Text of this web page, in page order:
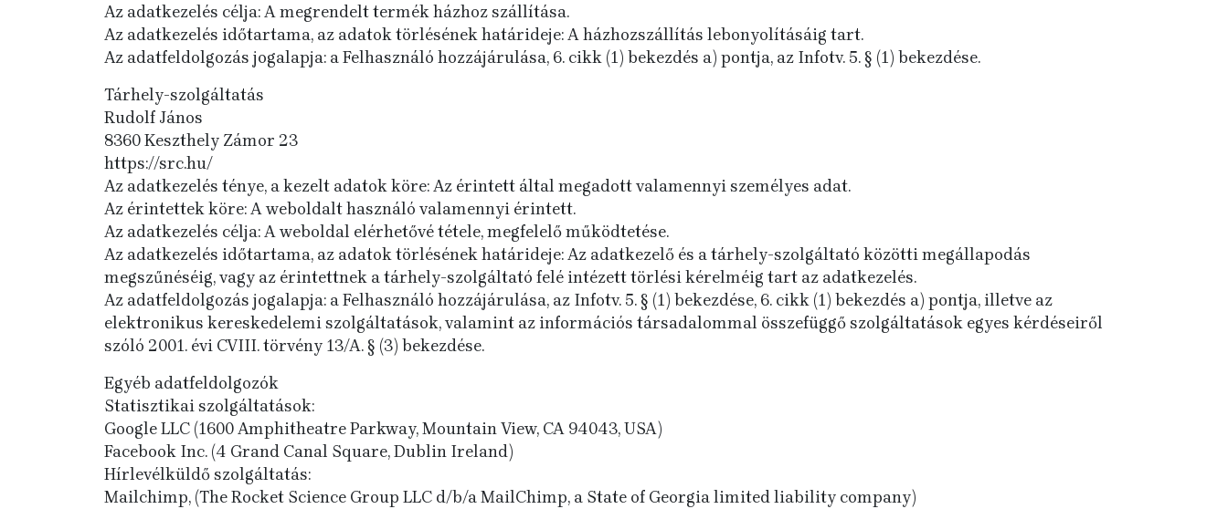
Az adatkezelés célja: A megrendelt termék házhoz szállítása.
Az adatkezelés időtartama, az adatok törlésének határideje: A házhozszállítás lebonyolításáig tart.
Az adatfeldolgozás jogalapja: a Felhasználó hozzájárulása, 6. cikk (1) bekezdés a) pontja, az Infotv. 5. § (1) bekezdése.
Tárhely-szolgáltatás
Rudolf János
8360 Keszthely Zámor 23
https://src.hu/
Az adatkezelés ténye, a kezelt adatok köre: Az érintett által megadott valamennyi személyes adat.
Az érintettek köre: A weboldalt használó valamennyi érintett.
Az adatkezelés célja: A weboldal elérhetővé tétele, megfelelő működtetése.
Az adatkezelés időtartama, az adatok törlésének határideje: Az adatkezelő és a tárhely-szolgáltató közötti megállapodás
megszűnéséig, vagy az érintettnek a tárhely-szolgáltató felé intézett törlési kérelméig tart az adatkezelés.
Az adatfeldolgozás jogalapja: a Felhasználó hozzájárulása, az Infotv. 5. § (1) bekezdése, 6. cikk (1) bekezdés a) pontja, illetve az
elektronikus kereskedelemi szolgáltatások, valamint az információs társadalommal összefüggő szolgáltatások egyes kérdéseiről
szóló 2001. évi CVIII. törvény 13/A. § (3) bekezdése.
Egyéb adatfeldolgozók
Statisztikai szolgáltatások:
Google LLC (1600 Amphitheatre Parkway, Mountain View, CA 94043, USA)
Facebook Inc. (4 Grand Canal Square, Dublin Ireland)
Hírlevélküldő szolgáltatás:
Mailchimp, (The Rocket Science Group LLC d/b/a MailChimp, a State of Georgia limited liability company)